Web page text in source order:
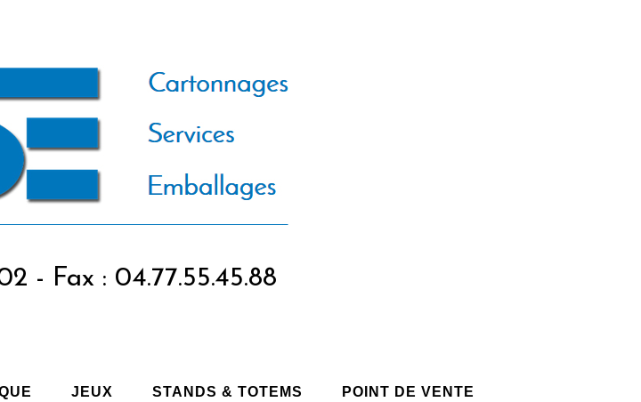
- Fax : 04.77.55.45.88
JEUX STANDS & TOTEMS POINT DE VENTE